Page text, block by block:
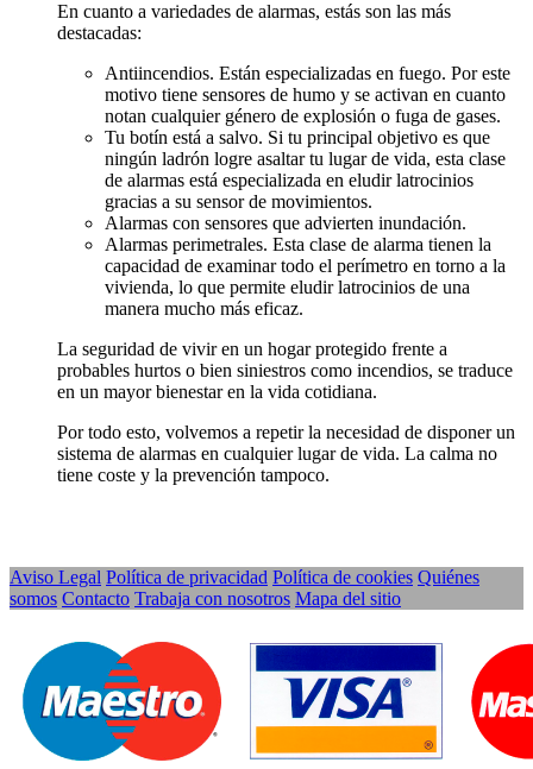
En cuanto a variedades de alarmas, estás son las más
destacadas:
Antiincendios. Están especializadas en fuego. Por este
motivo tiene sensores de humo y se activan en cuanto
notan cualquier género de explosión o fuga de gases.
Tu botín está a salvo. Si tu principal objetivo es que
ningún ladrón logre asaltar tu lugar de vida, esta clase
de alarmas está especializada en eludir latrocinios
gracias a su sensor de movimientos.
Alarmas con sensores que advierten inundación.
Alarmas perimetrales. Esta clase de alarma tienen la
capacidad de examinar todo el perímetro en torno a la
vivienda, lo que permite eludir latrocinios de una
manera mucho más eficaz.
La seguridad de vivir en un hogar protegido frente a
probables hurtos o bien siniestros como incendios, se traduce
en un mayor bienestar en la vida cotidiana.
Por todo esto, volvemos a repetir la necesidad de disponer un
sistema de alarmas en cualquier lugar de vida. La calma no
tiene coste y la prevención tampoco.
Aviso Legal Política de privacidad Política de cookies Quiénes
somos Contacto Trabaja con nosotros Mapa del sitio